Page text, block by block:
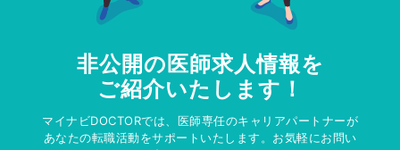
非公開の医師求人情報を
ご紹介いたします！
マイナビDOCTORでは、医師専任のキャリアパートナーが
あなたの転職活動をサポートいたします。お気軽にお問い